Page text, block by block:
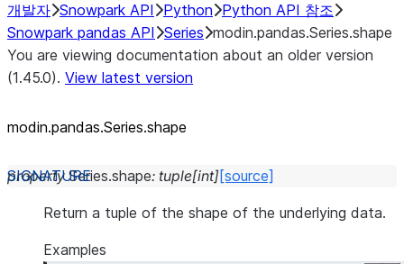
개발자 Snowpark API Python Python API 참조
Snowpark pandas API Series modin.pandas.Series.shape
You are viewing documentation about an older version
(1.45.0). View latest version
modin.pandas.Series.shape
property Series.shape: tuple[int][source]
Return a tuple of the shape of the underlying data.
Examples